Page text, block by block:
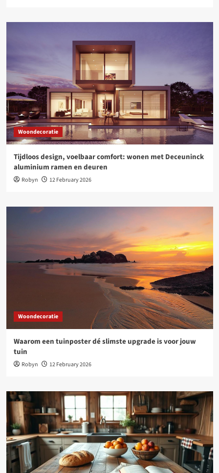
Woondecoratie
Tijdloos design, voelbaar comfort: wonen met Deceuninck
aluminium ramen en deuren
Robyn 12 February 2026
Woondecoratie
Waarom een tuinposter dé slimste upgrade is voor jouw
tuin
Robyn 12 February 2026